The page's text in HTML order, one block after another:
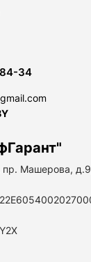
34
пр. Машерова,